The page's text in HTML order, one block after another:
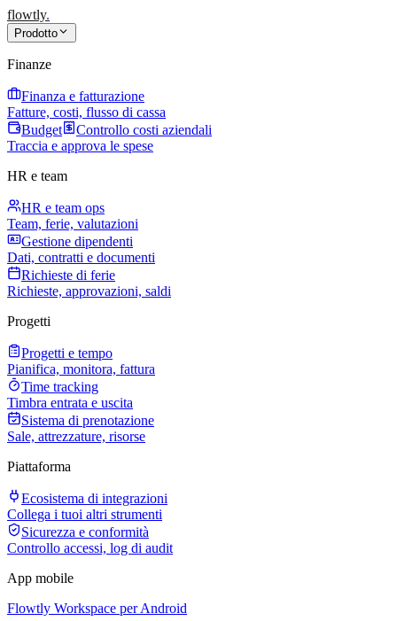
flowtly.
Prodotto
Finanze
Finanza e fatturazione
Fatture, costi, flusso di cassa
Budget
Controllo costi aziendali
Traccia e approva le spese
HR e team
HR e team ops
Team, ferie, valutazioni
Gestione dipendenti
Dati, contratti e documenti
Richieste di ferie
Richieste, approvazioni, saldi
Progetti
Progetti e tempo
Pianifica, monitora, fattura
Time tracking
Timbra entrata e uscita
Sistema di prenotazione
Sale, attrezzature, risorse
Piattaforma
Ecosistema di integrazioni
Collega i tuoi altri strumenti
Sicurezza e conformità
Controllo accessi, log di audit
App mobile
Flowtly Workspace per Android